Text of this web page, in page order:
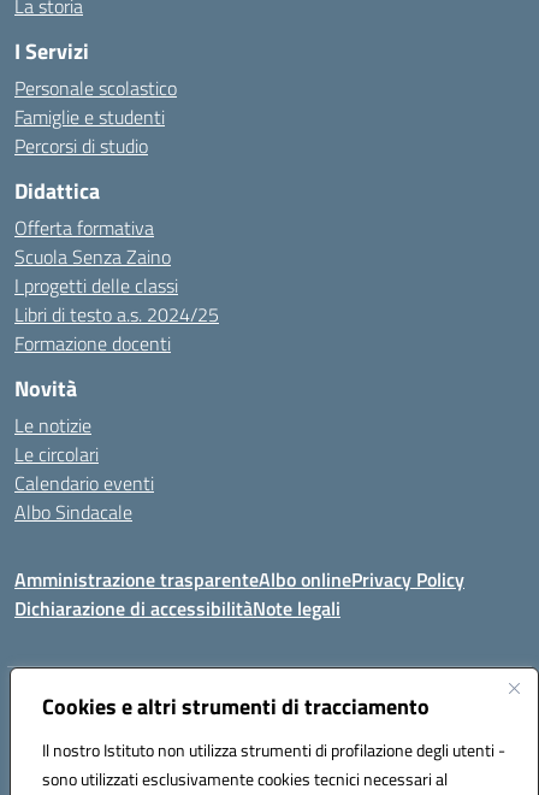
Cookies e altri strumenti di tracciamento
Il nostro Istituto non utilizza strumenti di profilazione degli utenti -
sono utilizzati esclusivamente cookies tecnici necessari al
La storia
I Servizi
Personale scolastico
Famiglie e studenti
Percorsi di studio
Didattica
Offerta formativa
Scuola Senza Zaino
I progetti delle classi
Libri di testo a.s. 2024/25
Formazione docenti
Novità
Le notizie
Le circolari
Calendario eventi
Albo Sindacale
Amministrazione trasparenteAlbo onlinePrivacy Policy
Dichiarazione di accessibilitàNote legali
Indirizzo:Via Felice Cavallotti, 15 -84020 - Oliveto Citra
Posta elettronica certificata (PEC):saic81300d@pec.istruzione.it